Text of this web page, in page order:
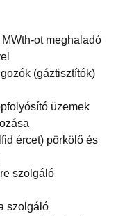
ot meghaladó
(gáztisztítók)
üzemek
ércet) pörkölő és
szolgáló
szolgáló